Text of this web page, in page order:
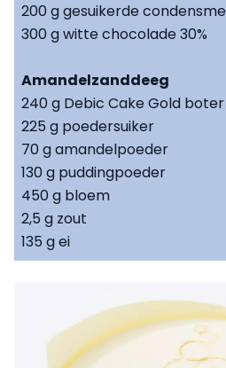
200 g gesuikerde
300 g witte chocolade 30%
Amandelzanddeeg
240 g Debic Cake Gold boter
225 g poedersuiker
70 g amandelpoeder
130 g puddingpoeder
450 g bloem
2,5 g zout
135 g ei